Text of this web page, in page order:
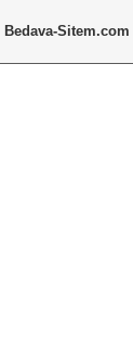
Bedava-Sitem.com